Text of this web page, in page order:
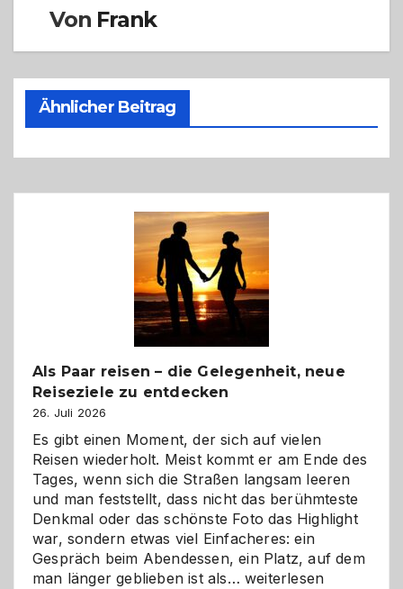
Von Frank
Ähnlicher Beitrag
Als Paar reisen – die Gelegenheit, neue
Reiseziele zu entdecken
26. Juli 2026
Es gibt einen Moment, der sich auf vielen
Reisen wiederholt. Meist kommt er am Ende des
Tages, wenn sich die Straßen langsam leeren
und man feststellt, dass nicht das berühmteste
Denkmal oder das schönste Foto das Highlight
war, sondern etwas viel Einfacheres: ein
Gespräch beim Abendessen, ein Platz, auf dem
man länger geblieben ist als… Als
weiterlesen